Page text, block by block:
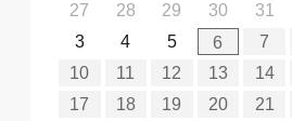
27
28 29 30 31
3
4 5 6 7
10
11 12 13 14
17
18 19 20 21